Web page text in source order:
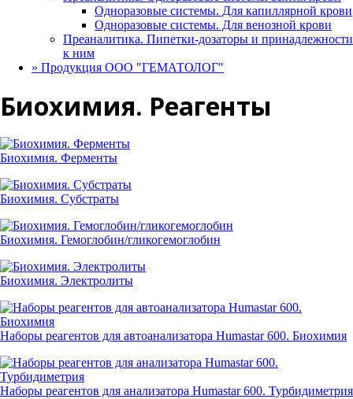
Одноразовые системы. Для капиллярной крови
Одноразовые системы. Для венозной крови
Преаналитика. Пипетки-дозаторы и принадлежности
к ним
» Продукция ООО "ГЕМАТОЛОГ"
Биохимия. Реагенты
Биохимия. Ферменты
Биохимия. Субстраты
Биохимия. Гемоглобин/гликогемоглобин
Биохимия. Электролиты
Наборы реагентов для автоанализатора Humastar 600. Биохимия
Наборы реагентов для анализатора Humastar 600. Турбидиметрия